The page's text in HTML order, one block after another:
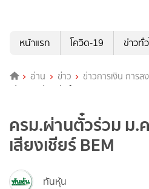
หน้าแรก
โควิด-19 ข่าวทั่
อ่าน ข่าว ข่าวการเงิน การล
ประสานเสียงเชียร์ BEM
ครม.ผ่านตั๋วร่วม ม.
เสียงเชียร์ BEM
ทันหุ้น